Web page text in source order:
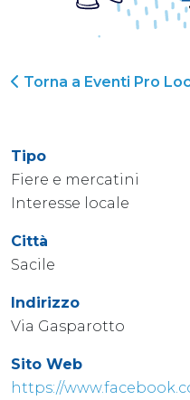
Torna a Eventi Pro
Tipo
Fiere e mercatini
Interesse locale
Città
Sacile
Indirizzo
Via Gasparotto
Sito Web
https://